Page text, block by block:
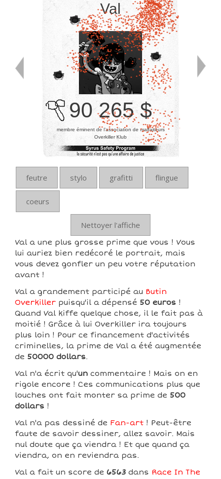
Val
90 265 $
membre éminent de l’association de malfaiteurs
Overkiller Klub
feutre stylo grafitti flingue
coeurs
Nettoyer l'affiche
Val a une plus grosse prime que vous ! Vous
lui auriez bien redécoré le portrait, mais
vous devez gonfler un peu votre réputation
avant !
Val a grandement participé au Butin
Overkiller puisqu'il a dépensé 50 euros !
Quand Val kiffe quelque chose, il le fait pas à
moitié ! Grâce à lui Overkiller ira toujours
plus loin ! Pour ce financement d'activités
criminelles, la prime de Val a été augmentée
de 50000 dollars.
Val n'a écrit qu'un commentaire ! Mais on en
rigole encore ! Ces communications plus que
louches ont fait monter sa prime de 500
dollars !
Val n'a pas dessiné de Fan-art ! Peut-être
faute de savoir dessiner, allez savoir. Mais
nul doute que ça viendra ! Et que quand ça
viendra, on en reviendra pas.
Val a fait un score de 6563 dans Race In The